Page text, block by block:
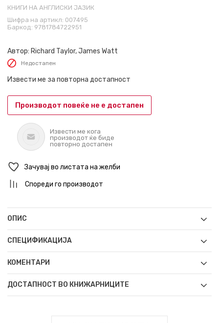
КНИГИ НА АНГЛИСКИ ЈАЗИК
Шифра на артикл: 007495
Баркод: 9781784722951
Автор: Richard Taylor, James Watt
Недостапен
Извести ме за повторна достапност
Производот повеќе не е достапен
Извести ме кога
производот ќе биде
повторно достапен
Зачувај во листата на желби
Спореди го производот
ОПИС
СПЕЦИФИКАЦИЈА
КОМЕНТАРИ
ДОСТАПНОСТ ВО КНИЖАРНИЦИТЕ